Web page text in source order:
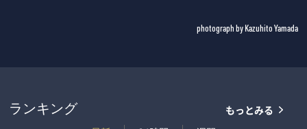
photograph by Kazuhito Yamada
ランキング
もっとみる